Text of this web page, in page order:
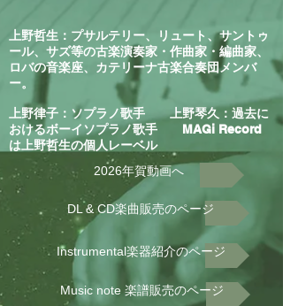
上野哲生：プサルテリー、リュート、サントゥ
ール、サズ等の古楽演奏家・作曲家・編曲家、
ロバの音楽座、カテリーナ古楽合奏団メンバ
ー。
上野律子：ソプラノ歌手 上野琴久：過去に
おけるボーイソプラノ歌手 MAGi Record
は上野哲生の個人レーベル
2026年賀動画へ
DL & CD楽曲販売のページ
Instrumental楽器紹介のページ
Music note 楽譜販売のページ